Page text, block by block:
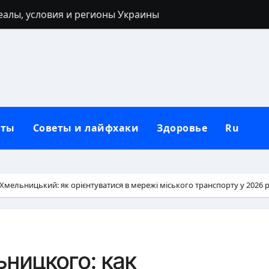
условия и регионы Украины
полный гайд от нуля до сильных рук
взгляд на природу зла в человеке
от негатива: полный практический гайд
механизм психики и тела
лица, региональные различия и этническая
Советы и лайфхаки Здоровье Ru
як орієнтуватися в мережі міського транспорту у 2026
как